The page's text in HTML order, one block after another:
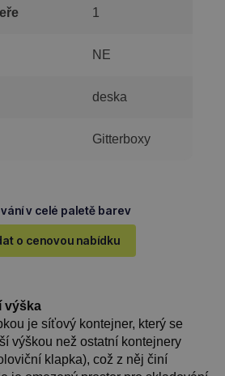
1
NE
deska
Gitterboxy
v celé paletě barev
o cenovou nabídku
výška
je síťový kontejner, který se
výškou než ostatní kontejnery
klapka), což z něj činí